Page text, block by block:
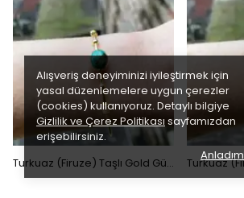
Alışveriş deneyiminizi iyileştirmek için
yasal düzenlemelere uygun çerezler
(cookies) kullanıyoruz. Detaylı bilgiye
Gizlilik ve Çerez Politikası sayfamızdan
erişebilirsiniz.
Anladım
Turkuaz (Firuze) Taşlı Gold Gümüş Bileklik